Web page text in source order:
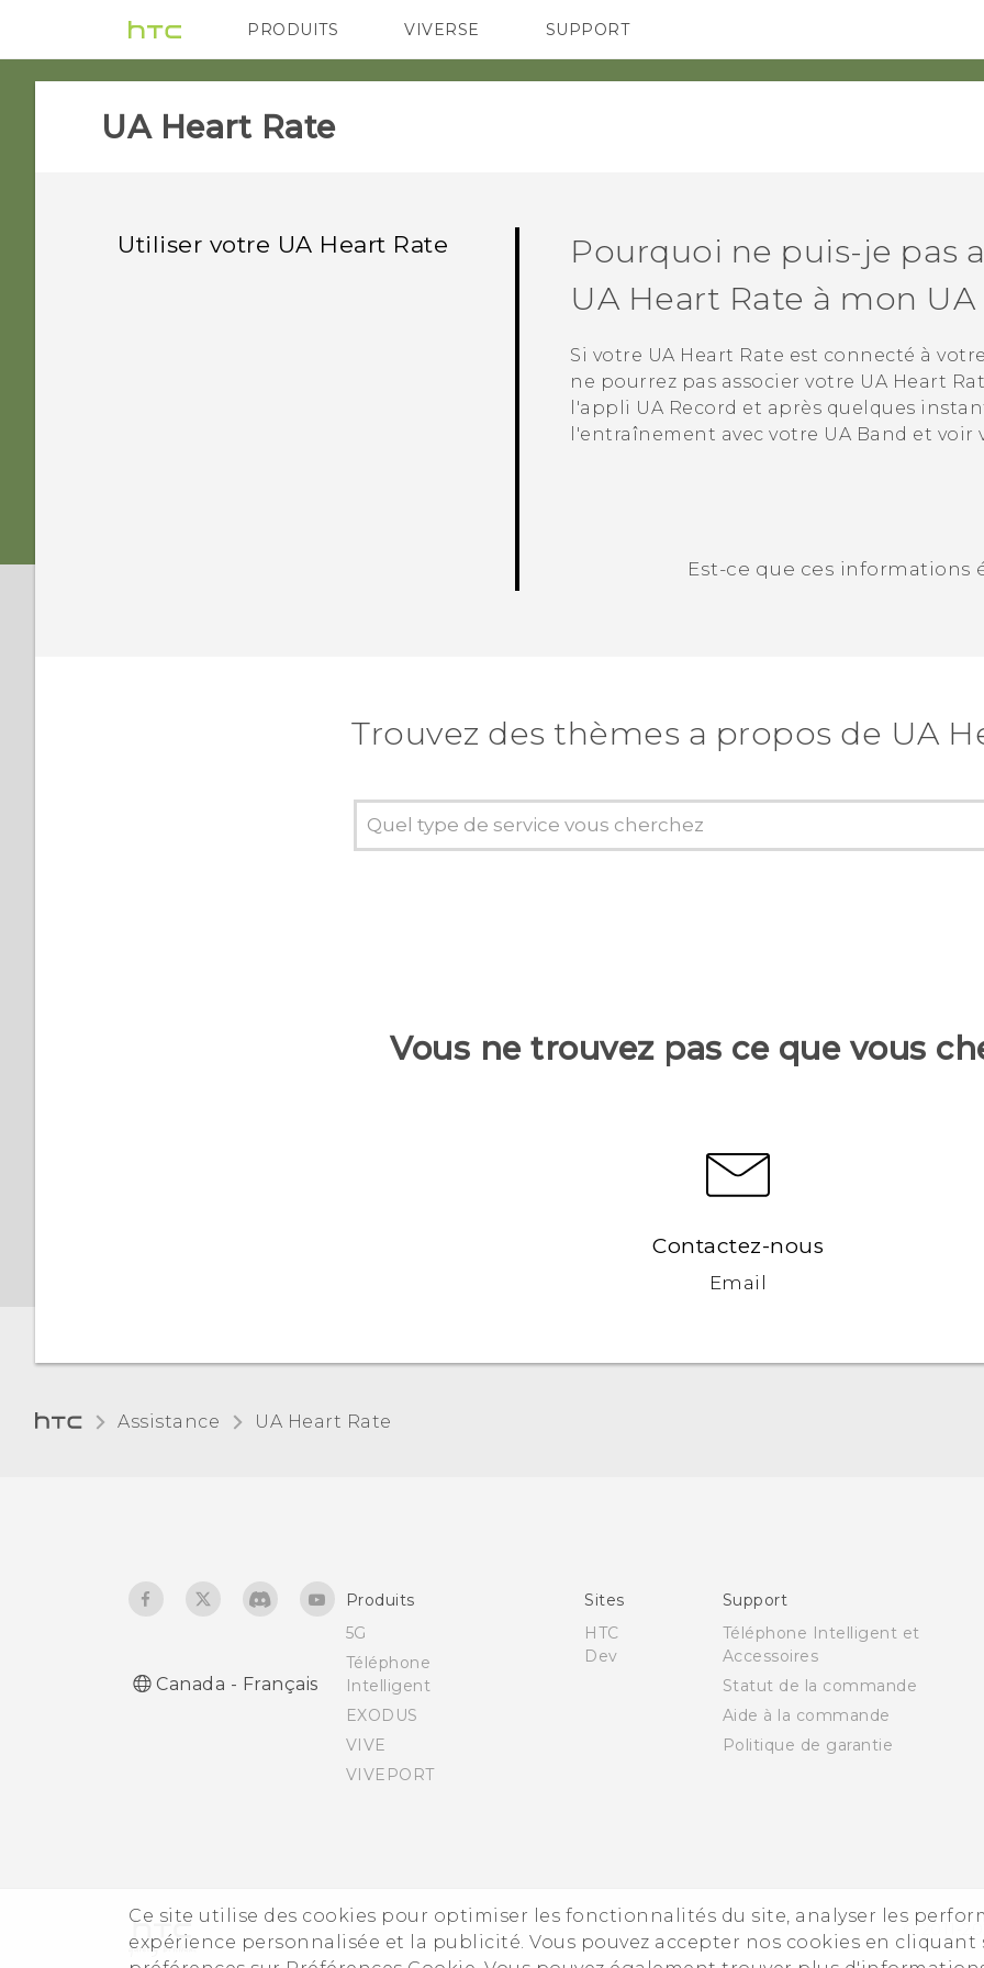
Ce site utilise des cookies pour optimiser les fonctionnalités du site, analyser les
expérience personnalisée et la publicité. Vous pouvez accepter nos cookies en
PRODUITS
VIVE G REIGNS SMARTPHONES
VIVERSE SUPPORT
Appareils HTC & Accessoires
UA Heart Rate‎
Utiliser votre UA Heart Rate
Pourquoi ne puis-je pas
UA Heart Rate à mon
Si votre UA Heart Rate est connecté à
ne pourrez pas associer votre UA Heart
l'appli UA Record et après quelques
l'entraînement avec votre UA Band et voir
Est-ce que ces informations
Trouvez des thèmes a propos de UA
Vous ne trouvez pas ce que vous
Contactez-nous
Email
Assistance UA Heart Rate‎
English - User manual
Canada - Français
Produits
5G
Téléphone
Intelligent
EXODUS
VIVE
VIVEPORT
Sites
HTC
Dev
Support
Téléphone Intelligent et
Accessoires
Statut de la commande
Aide à la commande
Politique de garantie
© 2011-